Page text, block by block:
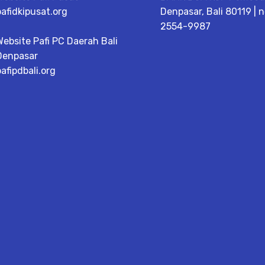
Pafi PC Daerah Bali
Denpasar, Bali 80119 |
2554-9987